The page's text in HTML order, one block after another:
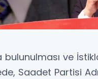
ve
Saadet Partisi